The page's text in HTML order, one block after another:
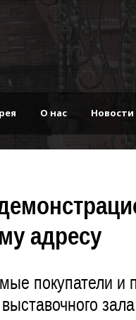
О нас Новости
адресу
покупатели и